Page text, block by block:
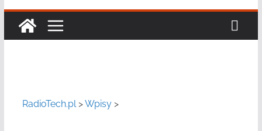
bezpieczeństwa publicznego usługę
RadioTech.pl>Wpisy>